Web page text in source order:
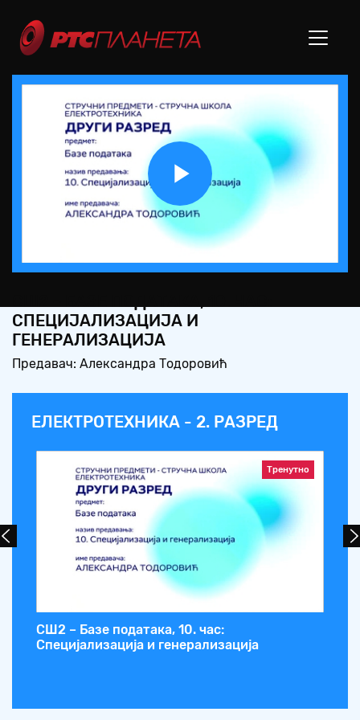
Play
Video
СПЕЦИЈАЛИЗАЦИЈА И
ГЕНЕРАЛИЗАЦИЈА
Предавач: Александра Тодоровић
ЕЛЕКТРОТЕХНИКА - 2. РАЗРЕД
Тренутно
СШ2 – Базе података, 10. час:
Специјализација и генерализација